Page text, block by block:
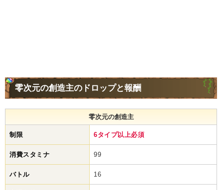
零次元の創造主のドロップと報酬
零次元の創造主
制限 6タイプ以上必須
消費スタミナ 99
バトル 16